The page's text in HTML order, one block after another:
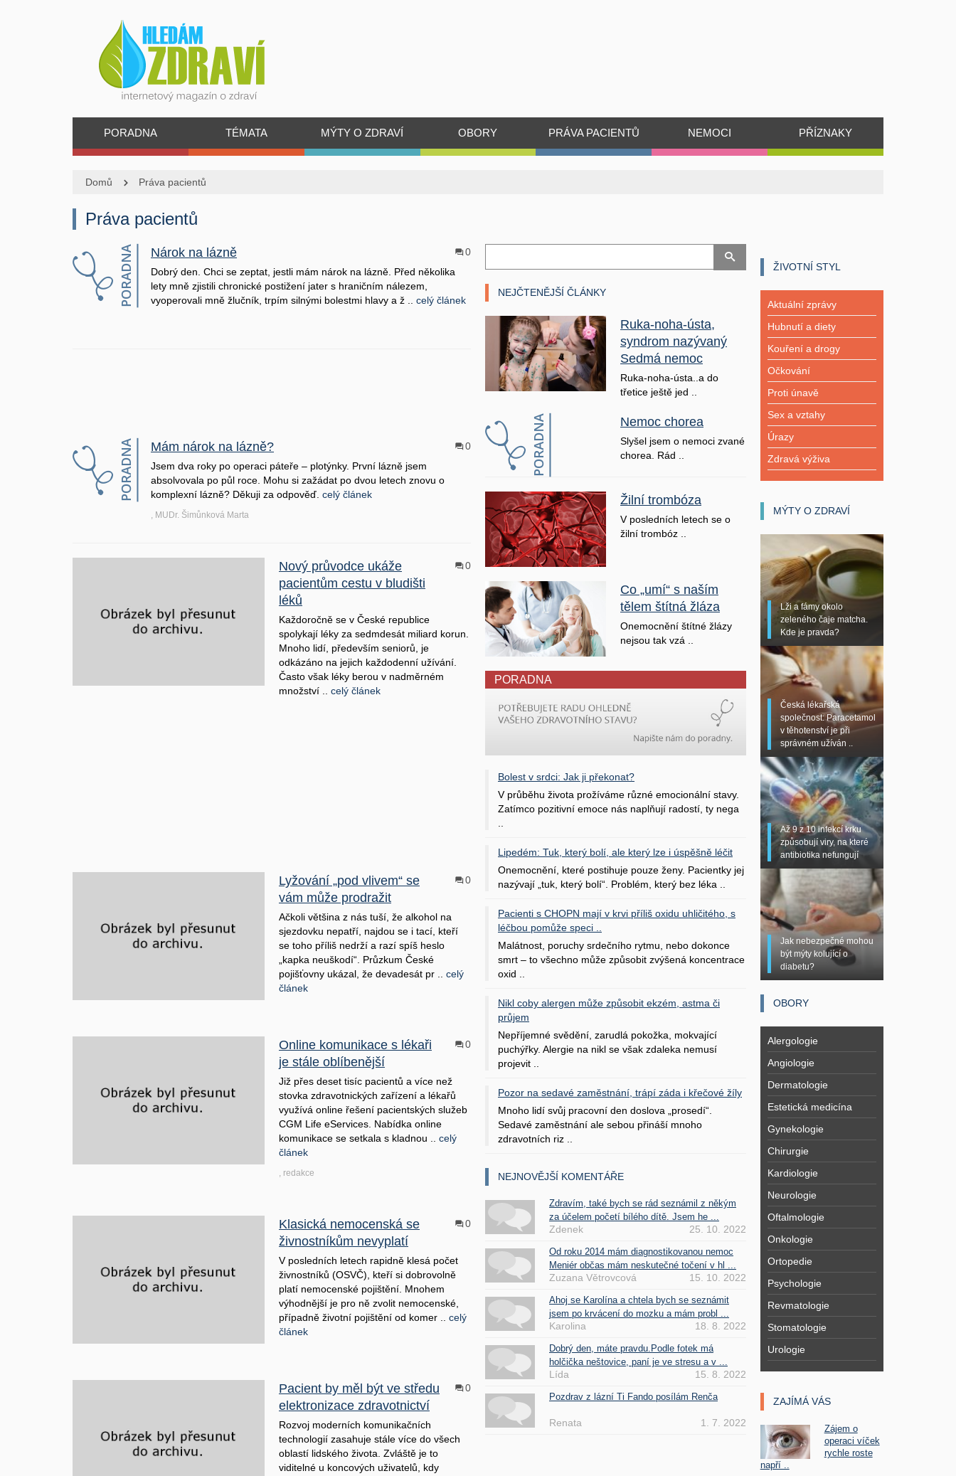
PORADNA TÉMATA MÝTY O ZDRAVÍ OBORY PRÁVA PACIENTŮ NEMOCI PŘÍZNAKY
Domů Práva pacientů
Práva pacientů
Nárok na lázně
0
Dobrý den. Chci se zeptat, jestli mám nárok na lázně. Před několika
lety mně zjistili chronické postižení jater s hraničním nálezem,
vyoperovali mně žlučník, trpím silnými bolestmi hlavy a ž .. celý článek
Mám nárok na lázně?
0
Jsem dva roky po operaci páteře – plotýnky. První lázně jsem
absolvovala po půl roce. Mohu si zažádat po dvou letech znovu o
komplexní lázně? Děkuji za odpověď. celý článek
, MUDr. Šimůnková Marta
Nový průvodce ukáže
pacientům cestu v bludišti
léků
0
Každoročně se v České republice
spolykají léky za sedmdesát miliard korun.
Mnoho lidí, především seniorů, je
odkázáno na jejich každodenní užívání.
Často však léky berou v nadměrném
množství .. celý článek
Lyžování „pod vlivem“ se
vám může prodražit
0
Ačkoli většina z nás tuší, že alkohol na
sjezdovku nepatří, najdou se i tací, kteří
se toho příliš nedrží a razí spíš heslo
„kapka neuškodí“. Průzkum České
pojišťovny ukázal, že devadesát pr .. celý
článek
Online komunikace s lékaři
je stále oblíbenější
0
Již přes deset tisíc pacientů a více než
stovka zdravotnických zařízení a lékařů
využívá online řešení pacientských služeb
CGM Life eServices. Nabídka online
komunikace se setkala s kladnou .. celý
článek
, redakce
Klasická nemocenská se
živnostníkům nevyplatí
0
V posledních letech rapidně klesá počet
živnostníků (OSVČ), kteří si dobrovolně
platí nemocenské pojištění. Mnohem
výhodnější je pro ně zvolit nemocenské,
případně životní pojištění od komer .. celý
článek
Pacient by měl být ve středu
elektronizace zdravotnictví
0
Rozvoj moderních komunikačních
technologií zasahuje stále více do všech
oblastí lidského života. Zvláště je to
viditelné u koncových uživatelů, kdy
NEJČTENĚJŠÍ ČLÁNKY
Ruka-noha-ústa,
syndrom nazývaný
Sedmá nemoc
Ruka-noha-ústa..a do
třetice ještě jed ..
Nemoc chorea
Slyšel jsem o nemoci zvané
chorea. Rád ..
Žilní trombóza
V posledních letech se o
žilní trombóz ..
Co „umí“ s naším
tělem štítná žláza
Onemocnění štítné žlázy
nejsou tak vzá ..
PORADNA
Bolest v srdci: Jak ji překonat?
V průběhu života prožíváme různé emocionální stavy.
Zatímco pozitivní emoce nás naplňují radostí, ty nega
..
Lipedém: Tuk, který bolí, ale který lze i úspěšně léčit
Onemocnění, které postihuje pouze ženy. Pacientky jej
nazývají „tuk, který bolí“. Problém, který bez léka ..
Pacienti s CHOPN mají v krvi příliš oxidu uhličitého, s
léčbou pomůže speci ..
Malátnost, poruchy srdečního rytmu, nebo dokonce
smrt – to všechno může způsobit zvýšená koncentrace
oxid ..
Nikl coby alergen může způsobit ekzém, astma či
průjem
Nepříjemné svědění, zarudlá pokožka, mokvající
puchýřky. Alergie na nikl se však zdaleka nemusí
projevit ..
Pozor na sedavé zaměstnání, trápí záda i křečové žíly
Mnoho lidí svůj pracovní den doslova „prosedí“.
Sedavé zaměstnání ale sebou přináší mnoho
zdravotních riz ..
NEJNOVĚJŠÍ KOMENTÁŘE
Zdravím, také bych se rád seznámil z někým
za účelem početí bílého dítě. Jsem he ...
Zdenek 25. 10. 2022
Od roku 2014 mám diagnostikovanou nemoc
Meniér občas mám neskutečné točení v hl ...
Zuzana Větrovcová 15. 10. 2022
Ahoj se Karolína a chtela bych se seznámit
jsem po krvácení do mozku a mám probl ...
Karolina 18. 8. 2022
Dobrý den, máte pravdu.Podle fotek má
holčička neštovice, paní je ve stresu a v ...
Lída 15. 8. 2022
Pozdrav z lázní Ti Fando posílám Renča
Renata 1. 7. 2022
ŽIVOTNÍ STYL
Aktuální zprávy
Hubnutí a diety
Kouření a drogy
Očkování
Proti únavě
Sex a vztahy
Úrazy
Zdravá výživa
MÝTY O ZDRAVÍ
Lži a fámy okolo
zeleného čaje matcha.
Kde je pravda?
Česká lékařská
společnost: Paracetamol
v těhotenství je při
správném užíván ..
Až 9 z 10 infekcí krku
způsobují viry, na které
antibiotika nefungují
Jak nebezpečné mohou
být mýty kolující o
diabetu?
OBORY
Alergologie
Angiologie
Dermatologie
Estetická medicína
Gynekologie
Chirurgie
Kardiologie
Neurologie
Oftalmologie
Onkologie
Ortopedie
Psychologie
Revmatologie
Stomatologie
Urologie
ZAJÍMÁ VÁS
Zájem o
operaci víček
rychle roste
napří ..